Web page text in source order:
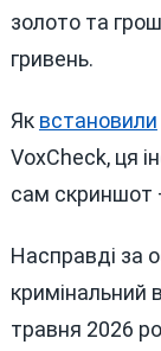
золото та
гривень.
Як встановили
VoxCheck, ця
сам скриншот
Насправді за
кримінальний
травня 2026